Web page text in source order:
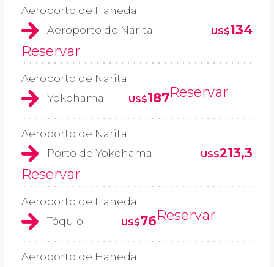
Aeroporto de Haneda
Aeroporto de Narita
US$134
Reservar
Aeroporto de Narita
Yokohama
US$187Reservar
Aeroporto de Narita
Porto de Yokohama
US$213,3
Reservar
Aeroporto de Haneda
Tóquio
US$76Reservar
Aeroporto de Haneda